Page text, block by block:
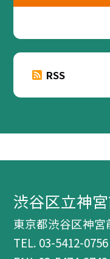
RSS
渋谷区立神
東京都渋谷区神宮
TEL. 03-5412-0756